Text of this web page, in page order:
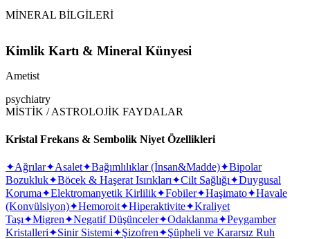
MİNERAL BİLGİLERİ
Kimlik Kartı & Mineral Künyesi
Ametist
psychiatry
MİSTİK / ASTROLOJİK FAYDALAR
Kristal Frekans & Sembolik Niyet Özellikleri
✦Ağrılar✦Asalet✦Bağımlılıklar (İnsan&Madde)✦Bipolar
Bozukluk✦Böcek & Haşerat Isırıkları✦Cilt Sağlığı✦Duygusal
Koruma✦Elektromanyetik Kirlilik✦Fobiler✦Haşimato✦Havale
(Konvülsiyon)✦Hemoroit✦Hiperaktivite✦Kraliyet
Taşı✦Migren✦Negatif Düşünceler✦Odaklanma✦Peygamber
Kristalleri✦Sinir Sistemi✦Şizofren✦Şüpheli ve Kararsız Ruh